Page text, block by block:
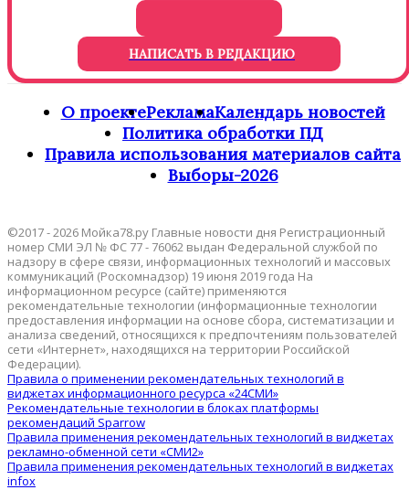
НАПИСАТЬ В РЕДАКЦИЮ
О проектеРекламаКалендарь новостей
Политика обработки ПД
Правила использования материалов сайта
Выборы-2026
©2017 - 2026 Мойка78.ру Главные новости дня Регистрационный
номер СМИ ЭЛ № ФС 77 - 76062 выдан Федеральной службой по
надзору в сфере связи, информационных технологий и массовых
коммуникаций (Роскомнадзор) 19 июня 2019 года На
информационном ресурсе (сайте) применяются
рекомендательные технологии (информационные технологии
предоставления информации на основе сбора, систематизации и
анализа сведений, относящихся к предпочтениям пользователей
сети «Интернет», находящихся на территории Российской
Федерации).
Правила о применении рекомендательных технологий в
виджетах информационного ресурса «24СМИ»
Рекомендательные технологии в блоках платформы
рекомендаций Sparrow
Правила применения рекомендательных технологий в виджетах
рекламно-обменной сети «СМИ2»
Правила применения рекомендательных технологий в виджетах
infox